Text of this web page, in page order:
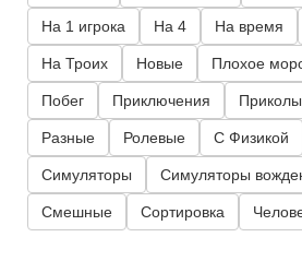
На 1 игрока На 4 На время
На Троих Новые Плохое
Побег Приключения Приколы
Разные Ролевые С Физикой
Симуляторы Симуляторы
Смешные Сортировка